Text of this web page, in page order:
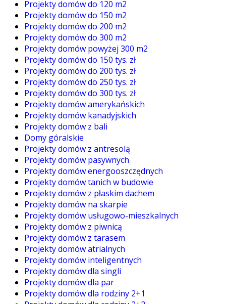
Projekty domów do 120 m2
Projekty domów do 150 m2
Projekty domów do 200 m2
Projekty domów do 300 m2
Projekty domów powyżej 300 m2
Projekty domów do 150 tys. zł
Projekty domów do 200 tys. zł
Projekty domów do 250 tys. zł
Projekty domów do 300 tys. zł
Projekty domów amerykańskich
Projekty domów kanadyjskich
Projekty domów z bali
Domy góralskie
Projekty domów z antresolą
Projekty domów pasywnych
Projekty domów energooszczędnych
Projekty domów tanich w budowie
Projekty domów z płaskim dachem
Projekty domów na skarpie
Projekty domów usługowo-mieszkalnych
Projekty domów z piwnicą
Projekty domów z tarasem
Projekty domów atrialnych
Projekty domów inteligentnych
Projekty domów dla singli
Projekty domów dla par
Projekty domów dla rodziny 2+1